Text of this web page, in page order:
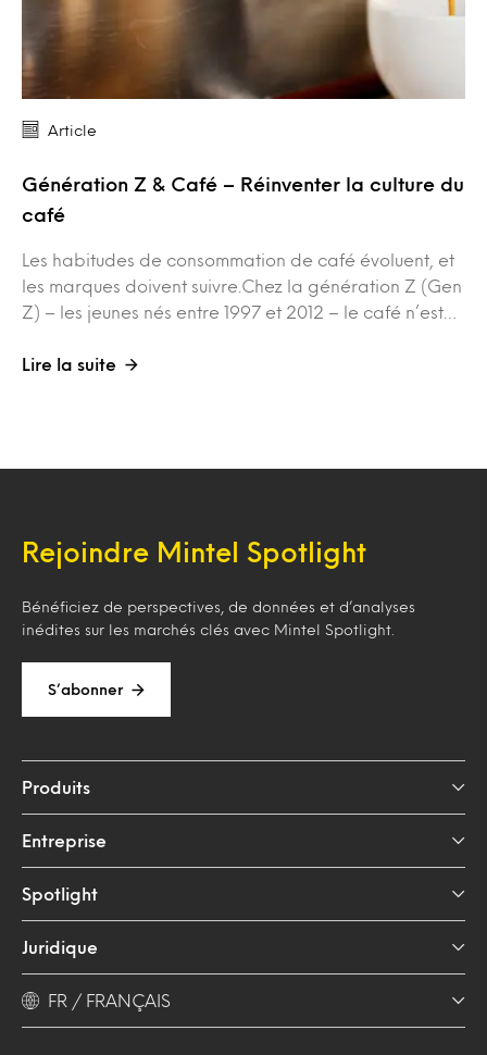
Article
Génération Z & Café – Réinventer la culture du
café
Les habitudes de consommation de café évoluent, et
les marques doivent suivre.Chez la génération Z (Gen
Z) – les jeunes nés entre 1997 et 2012 – le café n’est…
Lire la suite
Rejoindre Mintel Spotlight
Bénéficiez de perspectives, de données et d’analyses
inédites sur les marchés clés avec Mintel Spotlight.
S’abonner
Produits
Entreprise
Spotlight
Juridique
FR / FRANÇAIS